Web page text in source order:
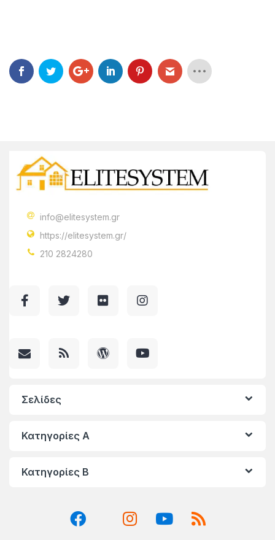
info@elitesystem.gr
https://elitesystem.gr/
210 2824280
Σελίδες
Κατηγορίες A
Κατηγορίες Β